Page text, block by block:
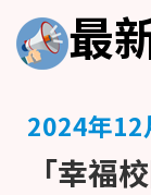
最
2024年12
「幸福